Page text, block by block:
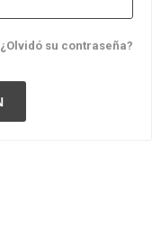
¿Olvidó su contraseña?